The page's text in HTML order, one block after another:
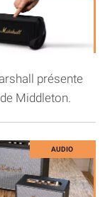
présente
Middleton.